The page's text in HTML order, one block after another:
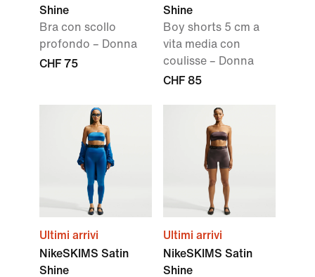
Shine
Bra con scollo
profondo – Donna
CHF 75
Shine
Boy shorts 5 cm a
vita media con
coulisse – Donna
CHF 85
Ultimi arrivi
NikeSKIMS Satin
Shine
Ultimi arrivi
NikeSKIMS Satin
Shine